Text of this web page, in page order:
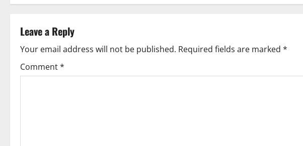
Leave a Reply
Your email address will not be published. Required fields are marked *
Comment*